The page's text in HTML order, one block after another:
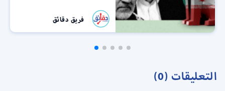
فريق دقائق
التعليقات (0)